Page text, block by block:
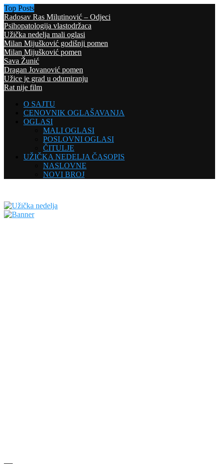
Top Posts
Radosav Ras Milutinović – Odjeci
Psihopatologija vlastodržaca
Užička nedelja mali oglasi
Milan Mijušković godišnji pomen
Milan Mijušković pomen
Sava Žunić
Dragan Jovanović pomen
Užice je grad u odumiranju
Rat nije film
O SAJTU
CENOVNIK OGLAŠAVANJA
OGLASI
MALI OGLASI
POSLOVNI OGLASI
ČITULJE
UŽIČKA NEDELJA ČASOPIS
NASLOVNE
NOVI BROJ